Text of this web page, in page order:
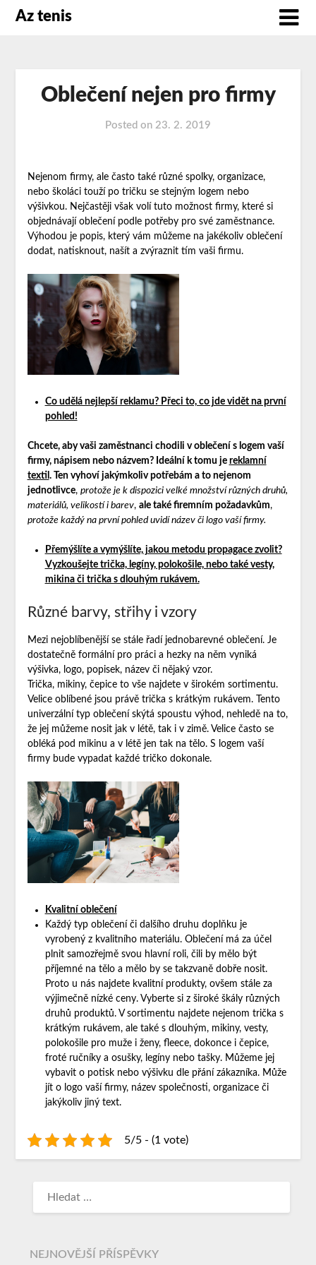
Az tenis
Oblečení nejen pro firmy
Posted on 23. 2. 2019
Nejenom firmy, ale často také různé spolky, organizace,
nebo školáci touží po tričku se stejným logem nebo
výšivkou. Nejčastěji však volí tuto možnost firmy, které si
objednávají oblečení podle potřeby pro své zaměstnance.
Výhodou je popis, který vám můžeme na jakékoliv oblečení
dodat, natisknout, našít a zvýraznit tím vaši firmu.
Co udělá nejlepší reklamu? Přeci to, co jde vidět na první
pohled!
Chcete, aby vaši zaměstnanci chodili v oblečení s logem vaší
firmy, nápisem nebo názvem? Ideální k tomu je reklamní
textil . Ten vyhoví jakýmkoliv potřebám a to nejenom
jednotlivce, protože je k dispozici velké množství různých druhů,
materiálů, velikostí i barev, ale také firemním požadavkům,
protože každý na první pohled uvidí název či logo vaší firmy.
Přemýšlíte a vymýšlíte, jakou metodu propagace zvolit?
Vyzkoušejte trička, legíny, polokošile, nebo také vesty,
mikina či trička s dlouhým rukávem.
Různé barvy, střihy i vzory
Mezi nejoblíbenější se stále řadí jednobarevné oblečení. Je
dostatečně formální pro práci a hezky na něm vyniká
výšivka, logo, popisek, název či nějaký vzor.
Trička, mikiny, čepice to vše najdete v širokém sortimentu.
Velice oblíbené jsou právě trička s krátkým rukávem. Tento
univerzální typ oblečení skýtá spoustu výhod, nehledě na to,
že jej můžeme nosit jak v létě, tak i v zimě. Velice často se
obléká pod mikinu a v létě jen tak na tělo. S logem vaší
firmy bude vypadat každé tričko dokonale.
Kvalitní oblečení
Každý typ oblečení či dalšího druhu doplňku je
vyrobený z kvalitního materiálu. Oblečení má za účel
plnit samozřejmě svou hlavní roli, čili by mělo být
příjemné na tělo a mělo by se takzvaně dobře nosit.
Proto u nás najdete kvalitní produkty, ovšem stále za
výjimečně nízké ceny. Vyberte si z široké škály různých
druhů produktů. V sortimentu najdete nejenom trička s
krátkým rukávem, ale také s dlouhým, mikiny, vesty,
polokošile pro muže i ženy, fleece, dokonce i čepice,
froté ručníky a osušky, legíny nebo tašky. Můžeme jej
vybavit o potisk nebo výšivku dle přání zákazníka. Může
jít o logo vaší firmy, název společnosti, organizace či
jakýkoliv jiný text.
5/5 - (1 vote)
NEJNOVĚJŠÍ PŘÍSPĚVKY